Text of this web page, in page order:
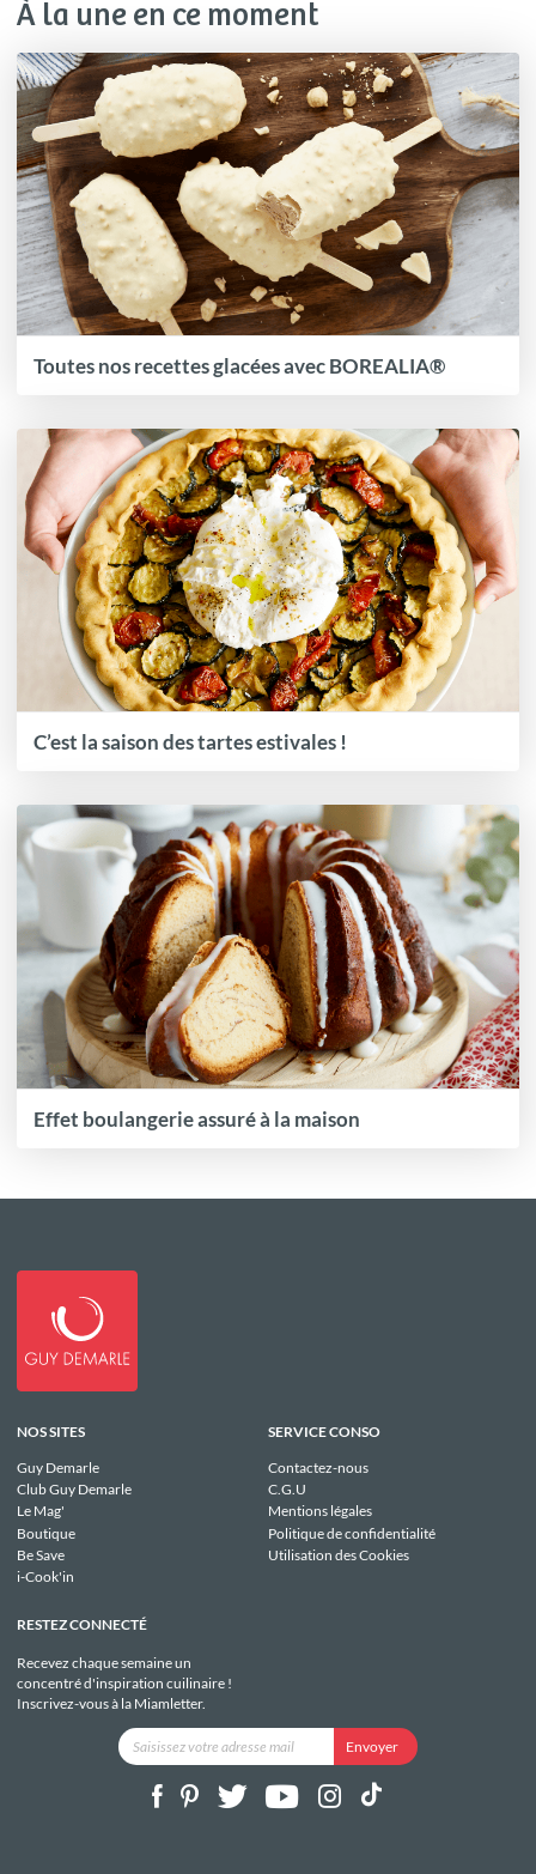
À la une en ce moment
Toutes nos recettes glacées avec BOREALIA®
C’est la saison des tartes estivales !
Effet boulangerie assuré à la maison
NOS SITES
Guy Demarle
Club Guy Demarle
Le Mag'
Boutique
Be Save
i-Cook'in
SERVICE CONSO
Contactez-nous
C.G.U
Mentions légales
Politique de confidentialité
Utilisation des Cookies
RESTEZ CONNECTÉ
Recevez chaque semaine un
concentré d'inspiration cuilinaire !
Inscrivez-vous à la Miamletter.